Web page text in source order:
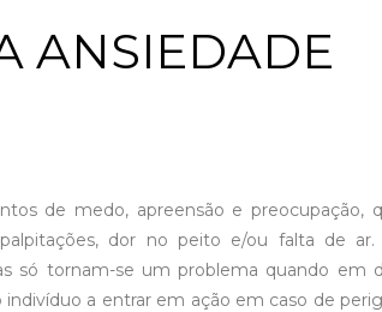
ANSIEDADE
de medo, apreensão e preocupação,
dor no peito e/ou falta de
só tornam-se um problema quando em
a entrar em ação em caso de